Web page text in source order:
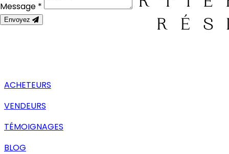
ACHETEURS
VENDEURS
TÉMOIGNAGES
BLOG
Message *
Envoyez